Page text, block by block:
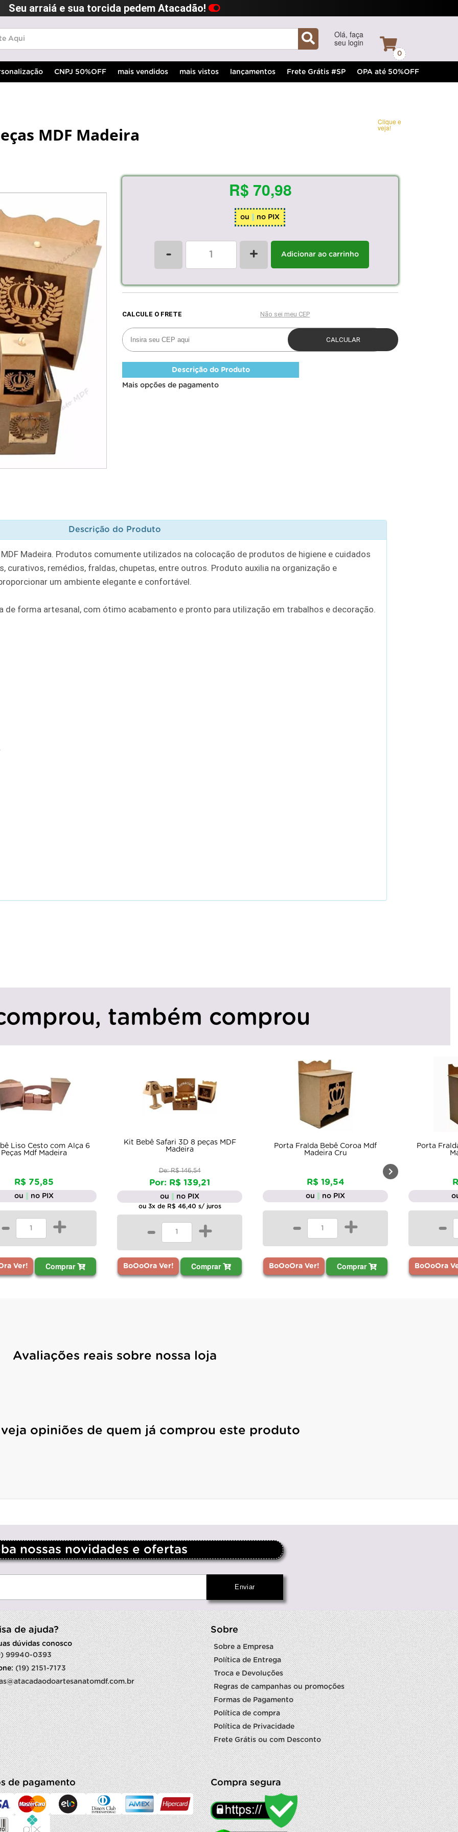
Seu arraiá e sua torcida pedem Atacadão!
Olá, faça
seu login
0
CNPJ 50%OFF mais vendidos mais vistos lançamentos Frete Grátis #SP OPA até 50%OFF
MDF Madeira
Clique e
veja!
R$ 70,98
ou no PIX
- + Adicionar ao carrinho
Descrição do Produto
Mais opções de pagamento
Descrição do Produto
Madeira. Produtos comumente utilizados na colocação de produtos de higiene e cuidados
curativos, remédios, fraldas, chupetas, entre outros. Produto auxilia na organização e
um ambiente elegante e confortável.
de forma artesanal, com ótimo acabamento e pronto para utilização em trabalhos e decoração.
também comprou
Liso Cesto com Alça 6
Peças Mdf Madeira
R$ 75,85
ou no PIX
- +
Ver! Comprar
Kit Bebê Safari 3D 8 peças MDF
Madeira
De: R$ 146,54
Por: R$ 139,21
ou no PIX
ou 3x de R$ 46,40 s/ juros
- +
BoOoOra Ver! Comprar
Porta Fralda Bebê Coroa Mdf
Madeira Cru
R$ 19,54
ou no PIX
- +
BoOoOra Ver! Comprar
Porta
-
BoOoOra
Avaliações reais sobre nossa loja
opiniões de quem já comprou este produto
nossas novidades e ofertas
de ajuda?
dúvidas conosco
99940-0393
(19) 2151-7173
Sobre
Sobre a Empresa
Política de Entrega
Troca e Devoluções
Regras de campanhas ou promoções
Formas de Pagamento
Política de compra
Política de Privacidade
Frete Grátis ou com Desconto
de pagamento Compra segura